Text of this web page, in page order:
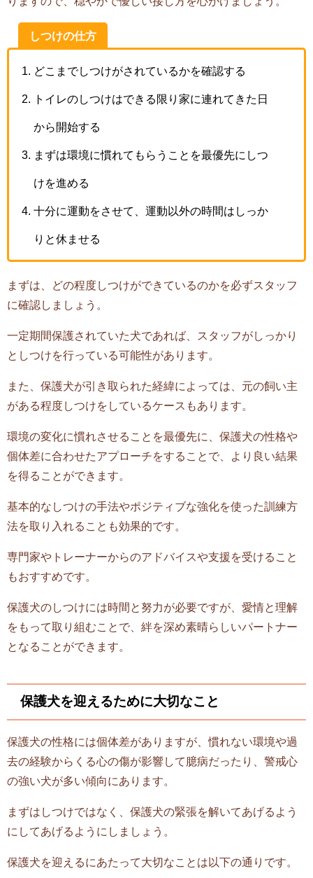
しつけの仕方
どこまでしつけがされているかを確認する
トイレのしつけはできる限り家に連れてきた日
から開始する
まずは環境に慣れてもらうことを最優先にしつ
けを進める
十分に運動をさせて、運動以外の時間はしっか
りと休ませる
まずは、どの程度しつけができているのかを必ずスタッフ
に確認しましょう。
一定期間保護されていた犬であれば、スタッフがしっかり
としつけを行っている可能性があります。
また、保護犬が引き取られた経緯によっては、元の飼い主
がある程度しつけをしているケースもあります。
環境の変化に慣れさせることを最優先に、保護犬の性格や
個体差に合わせたアプローチをすることで、より良い結果
を得ることができます。
基本的なしつけの手法やポジティブな強化を使った訓練方
法を取り入れることも効果的です。
専門家やトレーナーからのアドバイスや支援を受けること
もおすすめです。
保護犬のしつけには時間と努力が必要ですが、愛情と理解
をもって取り組むことで、絆を深め素晴らしいパートナー
となることができます。
保護犬を迎えるために大切なこと
保護犬の性格には個体差がありますが、慣れない環境や過
去の経験からくる心の傷が影響して臆病だったり、警戒心
の強い犬が多い傾向にあります。
まずはしつけではなく、保護犬の緊張を解いてあげるよう
にしてあげるようにしましょう。
保護犬を迎えるにあたって大切なことは以下の通りです。